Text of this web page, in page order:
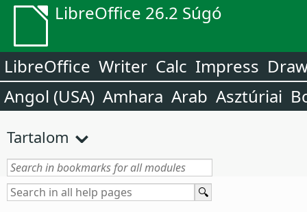
LibreOffice 26.2 Súgó
LibreOffice Writer Calc Impress
Angol (USA) Amhara Arab Asztúriai
Tartalom